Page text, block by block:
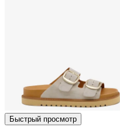
Быстрый просмотр